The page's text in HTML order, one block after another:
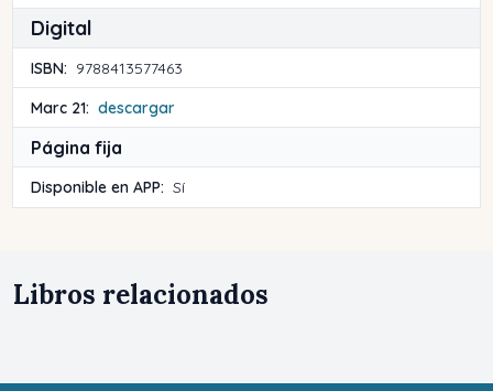
Digital
ISBN: 9788413577463
Marc 21: descargar
Página fija
Disponible en APP: Sí
Libros relacionados